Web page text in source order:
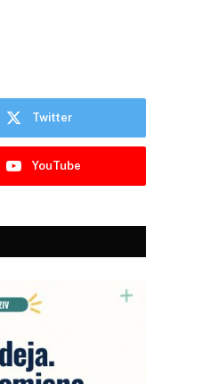
Twitter
YouTube